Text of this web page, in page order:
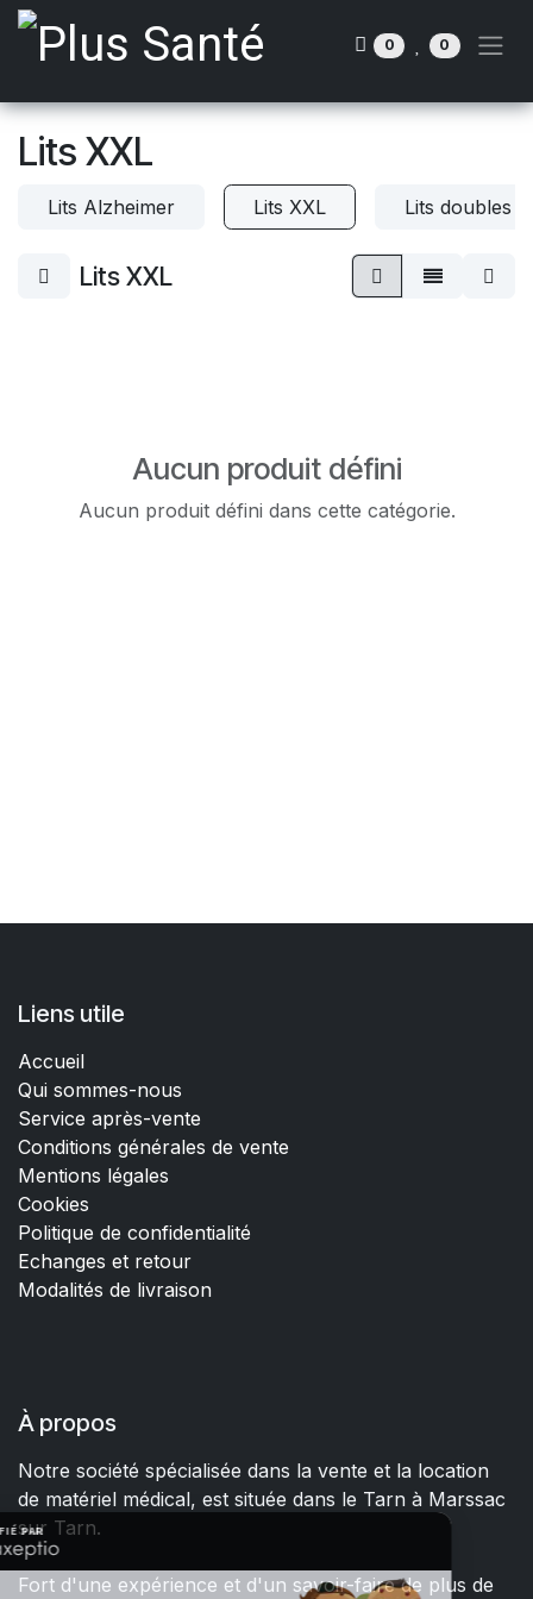
Se rendre au contenu
0 0
Lits XXL
Lits Alzheimer Lits XXL Lits doubles
Lits XXL
Aucun produit défini
Aucun produit défini dans cette catégorie.
Liens utile
Accueil
Qui sommes-nous
Service après-vente
Conditions générales de vente
Mentions légales
Cookies
Politique de confidentialité
Echanges et retour
Modalités de livraison
À propos
Notre société spécialisée dans la vente et la location
de matériel médical, est située dans le Tarn à Marssac
sur Tarn.
Fort d'une expérience et d'un savoir-faire de plus de